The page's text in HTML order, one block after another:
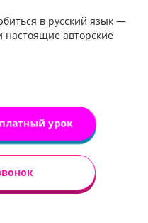
в русский язык —
настоящие авторские
урок